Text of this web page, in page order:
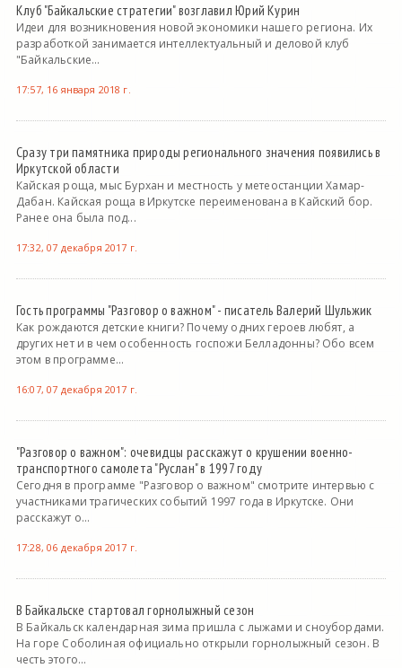
Клуб "Байкальские стратегии" возглавил Юрий Курин
Идеи для возникновения новой экономики нашего региона. Их
разработкой занимается интеллектуальный и деловой клуб
"Байкальские...
17:57, 16 января 2018 г.
Сразу три памятника природы регионального значения появились в
Иркутской области
Кайская роща, мыс Бурхан и местность у метеостанции Хамар-
Дабан. Кайская роща в Иркутске переименована в Кайский бор.
Ранее она была под...
17:32, 07 декабря 2017 г.
Гость программы "Разговор о важном" - писатель Валерий Шульжик
Как рождаются детские книги? Почему одних героев любят, а
других нет и в чем особенность госпожи Белладонны? Обо всем
этом в программе...
16:07, 07 декабря 2017 г.
"Разговор о важном": очевидцы расскажут о крушении военно-
транспортного самолета "Руслан" в 1997 году
Сегодня в программе "Разговор о важном" смотрите интервью с
участниками трагических событий 1997 года в Иркутске. Они
расскажут о...
17:28, 06 декабря 2017 г.
В Байкальске стартовал горнолыжный сезон
В Байкальск календарная зима пришла с лыжами и сноубордами.
На горе Соболиная официально открыли горнолыжный сезон. В
честь этого...